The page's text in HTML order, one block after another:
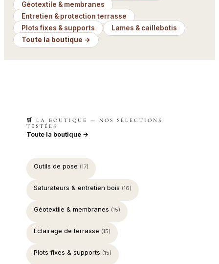
Géotextile & membranes
Entretien & protection terrasse
Plots fixes & supports
Lames & caillebotis
Toute la boutique →
🛒 LA BOUTIQUE — NOS SÉLECTIONS
TESTÉES
Toute la boutique →
Outils de pose (17)
Saturateurs & entretien bois (16)
Géotextile & membranes (15)
Éclairage de terrasse (15)
Plots fixes & supports (15)